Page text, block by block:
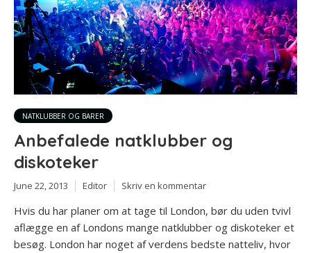
NATKLUBBER OG BARER
Anbefalede natklubber og
diskoteker
June 22, 2013 Editor Skriv en kommentar
Hvis du har planer om at tage til London, bør du uden tvivl
aflægge en af Londons mange natklubber og diskoteker et
besøg. London har noget af verdens bedste natteliv, hvor